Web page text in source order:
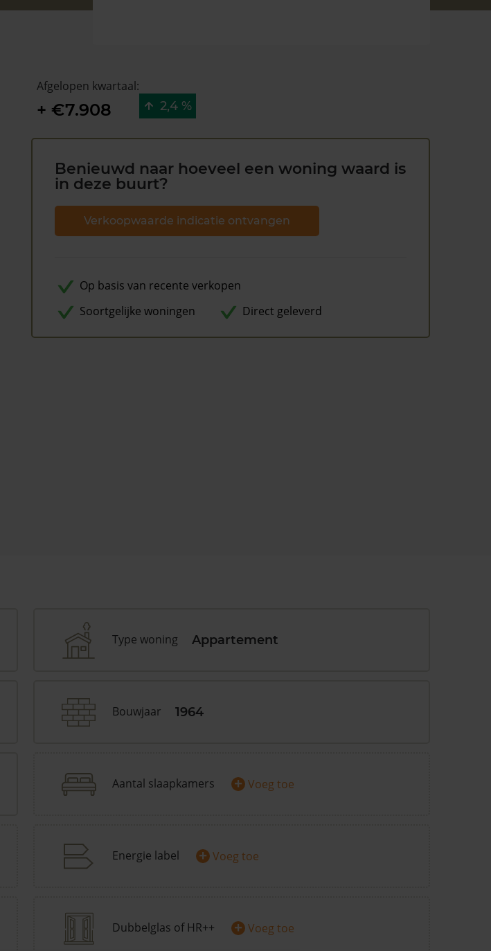
Afgelopen kwartaal:
+ €7.908 2,4 %
Benieuwd naar hoeveel een woning waard is
in deze buurt?
Verkoopwaarde indicatie ontvangen
Op basis van recente verkopen
Soortgelijke woningen
Direct geleverd
Type woning Appartement
Bouwjaar 1964
Aantal slaapkamers + Voeg toe
Energie label + Voeg toe
Dubbelglas of HR++ + Voeg toe